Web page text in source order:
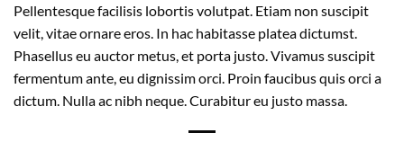
Pellentesque facilisis lobortis volutpat. Etiam non suscipit
velit, vitae ornare eros. In hac habitasse platea dictumst.
Phasellus eu auctor metus, et porta justo. Vivamus suscipit
fermentum ante, eu dignissim orci. Proin faucibus quis orci a
dictum. Nulla ac nibh neque. Curabitur eu justo massa.